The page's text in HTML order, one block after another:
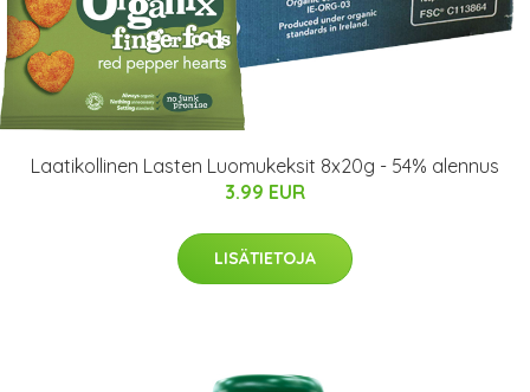
Laatikollinen Lasten Luomukeksit 8x20g - 54% alennus
3.99 EUR
LISÄTIETOJA